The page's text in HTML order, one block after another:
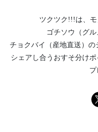
ツクツク!!!は、 モ
ゴチソウ（グル
チョクバイ（産地直送） の
シェアし合う おすそ分け
プ